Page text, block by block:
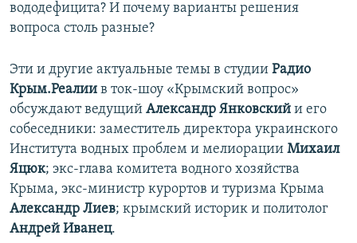
вододефицита? И почему варианты решения
вопроса столь разные?
Эти и другие актуальные темы в студии Радио
Крым.Реалии в ток-шоу «Крымский вопрос»
обсуждают ведущий Александр Янковский и его
собеседники: заместитель директора украинского
Института водных проблем и мелиорации Михаил
Яцюк; экс-глава комитета водного хозяйства
Крыма, экс-министр курортов и туризма Крыма
Александр Лиев; крымский историк и политолог
Андрей Иванец.